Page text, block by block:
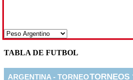
TABLA DE FUTBOL